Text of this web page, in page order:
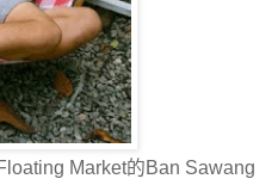
Market的Ban Sawang